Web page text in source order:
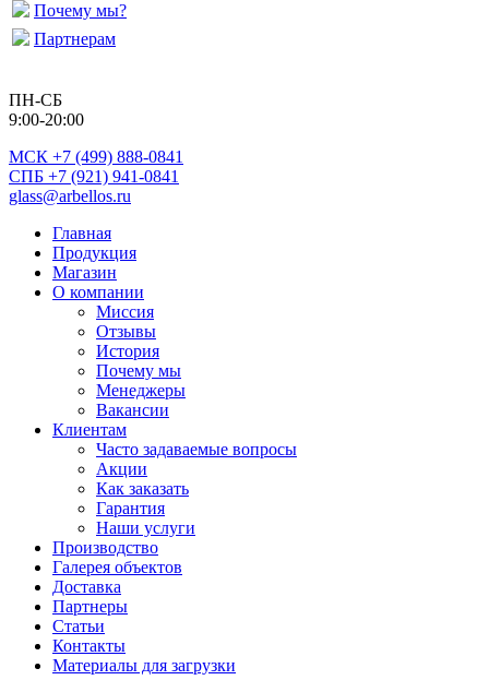
Почему мы?
Партнерам
ПН-СБ
9:00-20:00
МСК +7 (499) 888-0841
СПБ +7 (921) 941-0841
glass@arbellos.ru
Главная
Продукция
Магазин
О компании
Миссия
Отзывы
История
Почему мы
Менеджеры
Вакансии
Клиентам
Часто задаваемые вопросы
Акции
Как заказать
Гарантия
Наши услуги
Производство
Галерея объектов
Доставка
Партнеры
Статьи
Контакты
Материалы для загрузки